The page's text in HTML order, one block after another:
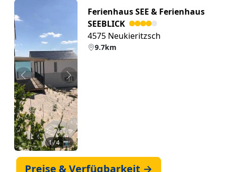
Zurück Weiter
1/ 4 📷
Ferienhaus SEE & Ferienhaus
SEEBLICK
4575 Neukieritzsch
9.7km
Preise & Verfügbarkeit →